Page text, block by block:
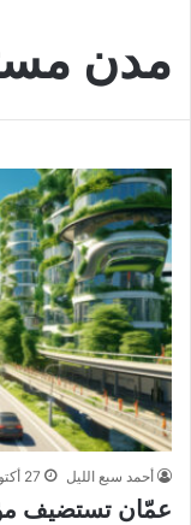
مدن
أحمد سبع الليل 27 أكتوبر, 2025
عمّان تستضيف